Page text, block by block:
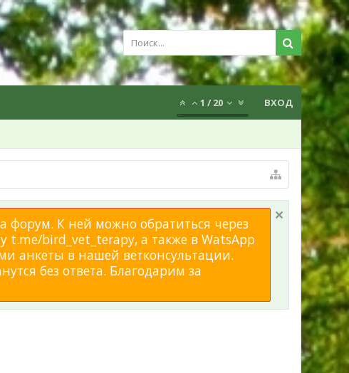
1 / 20 ВХОД
форум. К ней можно обратиться через
t.me/bird_vet_terapy, а также в WatsApp
анкеты в нашей ветконсультации.
без ответа. Благодарим за